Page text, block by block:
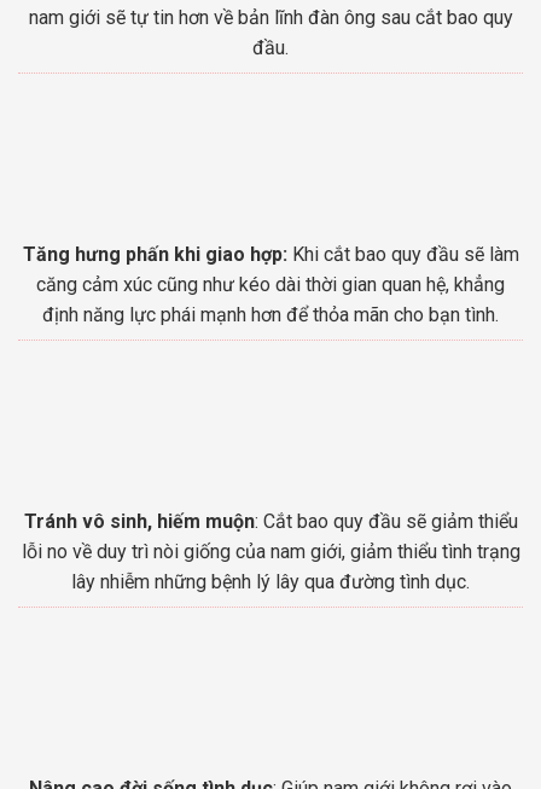
nam giới sẽ tự tin hơn về bản lĩnh đàn ông sau cắt bao quy
đầu.
Tăng hưng phấn khi giao hợp: Khi cắt bao quy đầu sẽ làm
căng cảm xúc cũng như kéo dài thời gian quan hệ, khẳng
định năng lực phái mạnh hơn để thỏa mãn cho bạn tình.
Tránh vô sinh, hiếm muộn: Cắt bao quy đầu sẽ giảm thiểu
lỗi no về duy trì nòi giống của nam giới, giảm thiểu tình trạng
lây nhiễm những bệnh lý lây qua đường tình dục.